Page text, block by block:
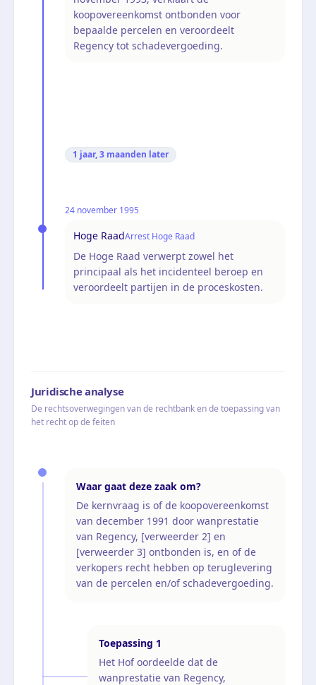
koopovereenkomst ontbonden voor
bepaalde percelen en veroordeelt
Regency tot schadevergoeding.
1 jaar, 3 maanden later
24 november 1995
Hoge RaadArrest Hoge Raad
De Hoge Raad verwerpt zowel het
principaal als het incidenteel beroep en
veroordeelt partijen in de proceskosten.
Juridische analyse
De rechtsoverwegingen van de rechtbank en de toepassing van
het recht op de feiten
Waar gaat deze zaak om?
De kernvraag is of de koopovereenkomst
van december 1991 door wanprestatie
van Regency, [verweerder 2] en
[verweerder 3] ontbonden is, en of de
verkopers recht hebben op teruglevering
van de percelen en/of schadevergoeding.
Toepassing 1
Het Hof oordeelde dat de
wanprestatie van Regency,